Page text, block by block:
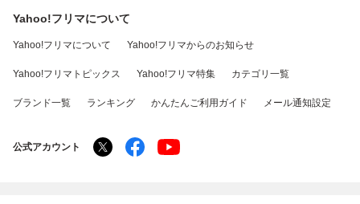
Yahoo!フリマについて
Yahoo!フリマについて Yahoo!フリマからのお知らせ
Yahoo!フリマトピックス Yahoo!フリマ特集 カテゴリ一覧
ブランド一覧 ランキング かんたんご利用ガイド メール通知設定
公式アカウント